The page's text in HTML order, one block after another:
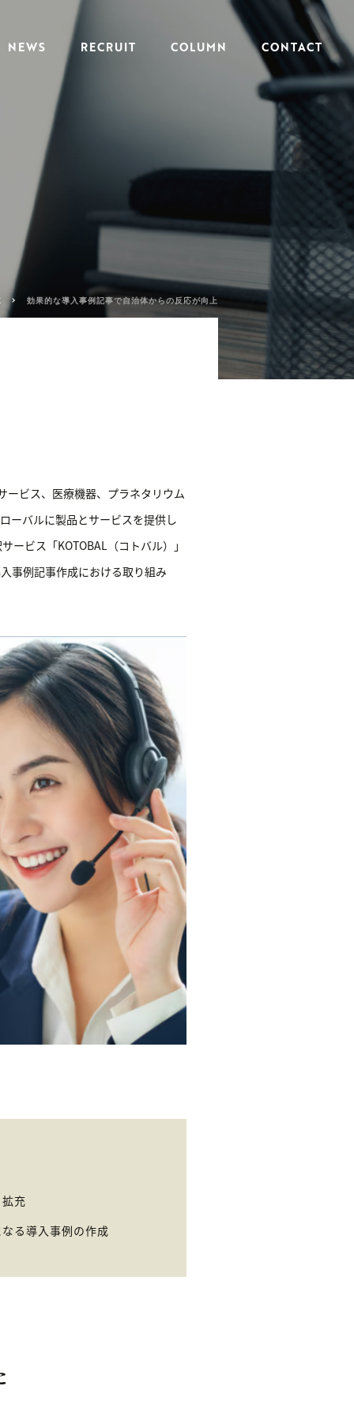
NEWS RECRUIT COLUMN CONTACT
効果的な導入事例記事で自治体からの反応が向上
ービス、医療機器、プラネタリウム
ーバルに製品とサービスを提供し
ービス「KOTOBAL（コトバル）」
事例記事作成における取り組み
充
る導入事例の作成